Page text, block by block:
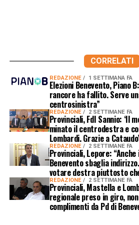
CORRELATI
REDAZIONE 1 SETTIMANA FA
Elezioni Benevento, Piano
rancore ha fallito. Serve
centrosinistra”
REDAZIONE 2 SETTIMANE FA
Provinciali, FdI Sannio: ‘Il
minato il centrodestra e
Lombardi. Grazie a Cataudo’
REDAZIONE 2 SETTIMANE FA
Provinciali, Lepore:
Benevento sbaglia
votare destra piuttosto
REDAZIONE 2 SETTIMANE FA
Provinciali, Mastella e
regionale preso in giro,
complimenti da Pd di